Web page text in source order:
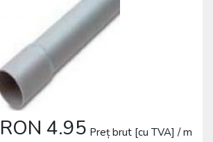
RON 4.95 Preț brut [cu TVA] / m